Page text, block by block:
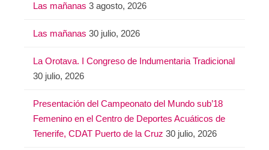
Las mañanas 3 agosto, 2026
Las mañanas 30 julio, 2026
La Orotava. I Congreso de Indumentaria Tradicional
30 julio, 2026
Presentación del Campeonato del Mundo sub’18
Femenino en el Centro de Deportes Acuáticos de
Tenerife, CDAT Puerto de la Cruz 30 julio, 2026